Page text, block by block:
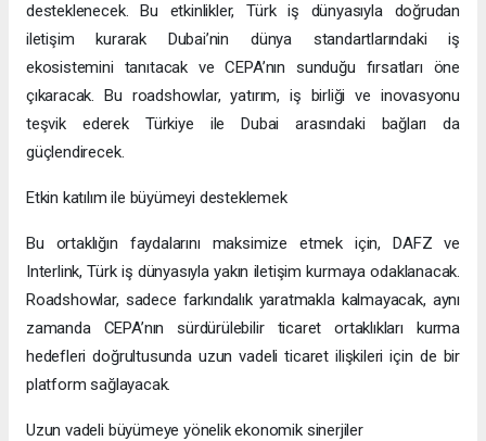
desteklenecek. Bu etkinlikler, Türk iş dünyasıyla doğrudan
iletişim kurarak Dubai’nin dünya standartlarındaki iş
ekosistemini tanıtacak ve CEPA’nın sunduğu fırsatları öne
çıkaracak. Bu roadshowlar, yatırım, iş birliği ve inovasyonu
teşvik ederek Türkiye ile Dubai arasındaki bağları da
güçlendirecek.
Etkin katılım ile büyümeyi desteklemek
Bu ortaklığın faydalarını maksimize etmek için, DAFZ ve
Interlink, Türk iş dünyasıyla yakın iletişim kurmaya odaklanacak.
Roadshowlar, sadece farkındalık yaratmakla kalmayacak, aynı
zamanda CEPA’nın sürdürülebilir ticaret ortaklıkları kurma
hedefleri doğrultusunda uzun vadeli ticaret ilişkileri için de bir
platform sağlayacak.
Uzun vadeli büyümeye yönelik ekonomik sinerjiler